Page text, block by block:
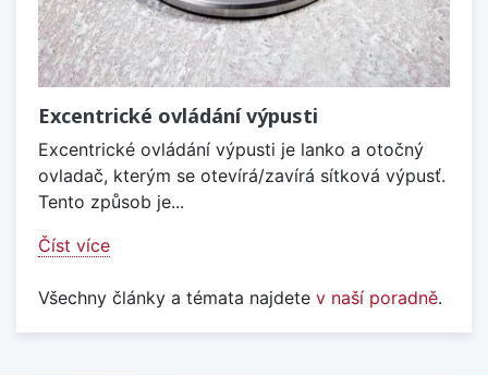
Excentrické ovládání výpusti
Excentrické ovládání výpusti je lanko a otočný
ovladač, kterým se otevírá/zavírá sítková výpusť.
Tento způsob je...
Číst více
Všechny články a témata najdete v naší poradně.